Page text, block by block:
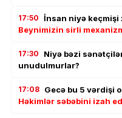
17:50 İnsan niyə keçmişi
Beynimizin sirli
17:30
Niyə bəzi
unudulmurlar?
17:08 Gecə bu 5 vərdişi
Həkimlər səbəbini izah